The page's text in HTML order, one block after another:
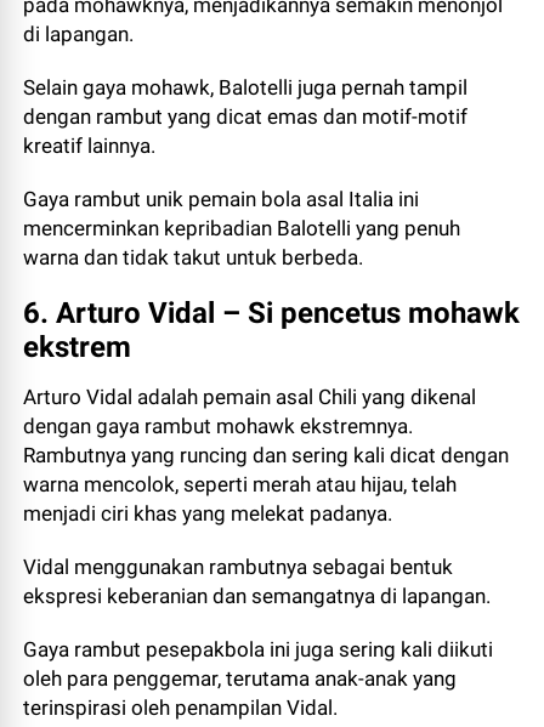
pada mohawknya, menjadikannya semakin menonjol
di lapangan.
Selain gaya mohawk, Balotelli juga pernah tampil
dengan rambut yang dicat emas dan motif-motif
kreatif lainnya.
Gaya rambut unik pemain bola asal Italia ini
mencerminkan kepribadian Balotelli yang penuh
warna dan tidak takut untuk berbeda.
6. Arturo Vidal – Si pencetus mohawk
ekstrem
Arturo Vidal adalah pemain asal Chili yang dikenal
dengan gaya rambut mohawk ekstremnya.
Rambutnya yang runcing dan sering kali dicat dengan
warna mencolok, seperti merah atau hijau, telah
menjadi ciri khas yang melekat padanya.
Vidal menggunakan rambutnya sebagai bentuk
ekspresi keberanian dan semangatnya di lapangan.
Gaya rambut pesepakbola ini juga sering kali diikuti
oleh para penggemar, terutama anak-anak yang
terinspirasi oleh penampilan Vidal.